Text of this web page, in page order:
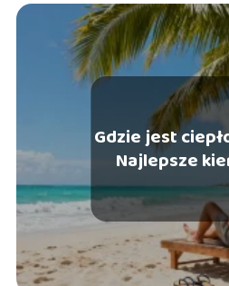
Gdzie jest
Najlepsze